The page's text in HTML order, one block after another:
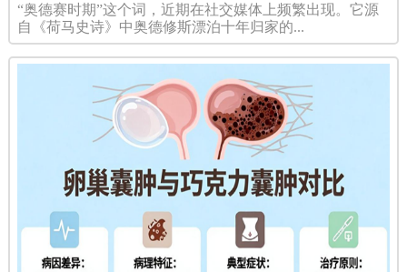
“奥德赛时期”这个词，近期在社交媒体上频繁出现。它源
自《荷马史诗》中奥德修斯漂泊十年归家的...